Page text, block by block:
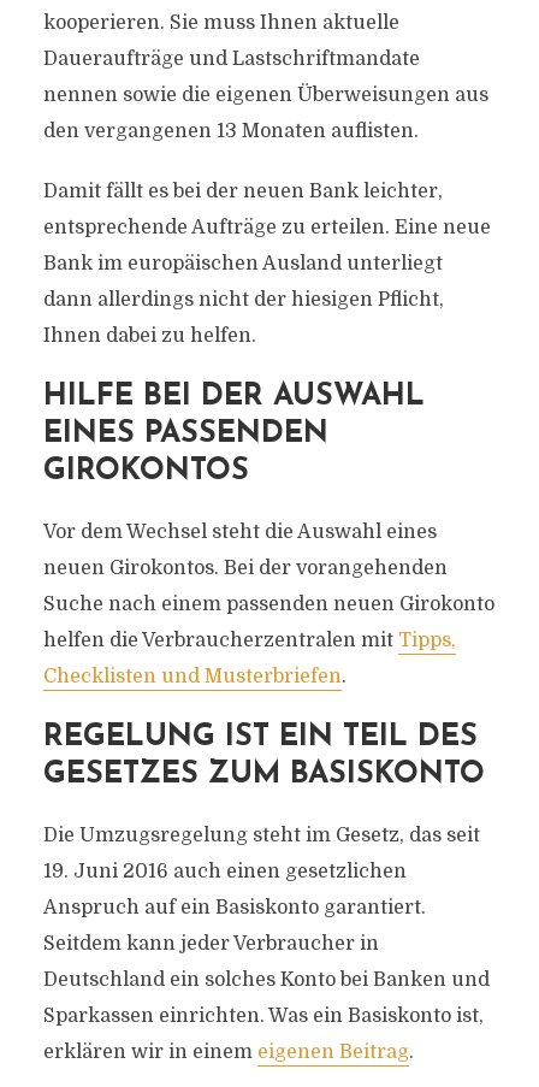
kooperieren. Sie muss Ihnen aktuelle
Daueraufträge und Lastschriftmandate
nennen sowie die eigenen Überweisungen aus
den vergangenen 13 Monaten auflisten.
Damit fällt es bei der neuen Bank leichter,
entsprechende Aufträge zu erteilen. Eine neue
Bank im europäischen Ausland unterliegt
dann allerdings nicht der hiesigen Pflicht,
Ihnen dabei zu helfen.
HILFE BEI DER AUSWAHL
EINES PASSENDEN
GIROKONTOS
Vor dem Wechsel steht die Auswahl eines
neuen Girokontos. Bei der vorangehenden
Suche nach einem passenden neuen Girokonto
helfen die Verbraucherzentralen mit Tipps,
Checklisten und Musterbriefen.
REGELUNG IST EIN TEIL DES
GESETZES ZUM BASISKONTO
Die Umzugsregelung steht im Gesetz, das seit
19. Juni 2016 auch einen gesetzlichen
Anspruch auf ein Basiskonto garantiert.
Seitdem kann jeder Verbraucher in
Deutschland ein solches Konto bei Banken und
Sparkassen einrichten. Was ein Basiskonto ist,
erklären wir in einem eigenen Beitrag.